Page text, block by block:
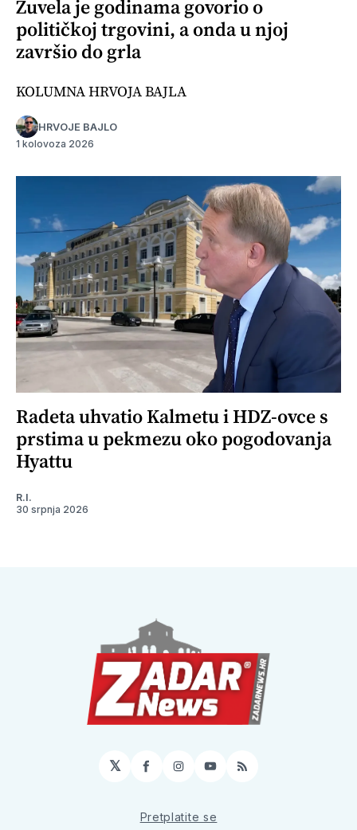
Žuvela je godinama govorio o
političkoj trgovini, a onda u njoj
završio do grla
KOLUMNA HRVOJA BAJLA
HRVOJE BAJLO
1 kolovoza 2026
Radeta uhvatio Kalmetu i HDZ-ovce s
prstima u pekmezu oko pogodovanja
Hyattu
R.I.
30 srpnja 2026
𝕏 Facebook
Instagram
YouTube
RSS
Pretplatite se